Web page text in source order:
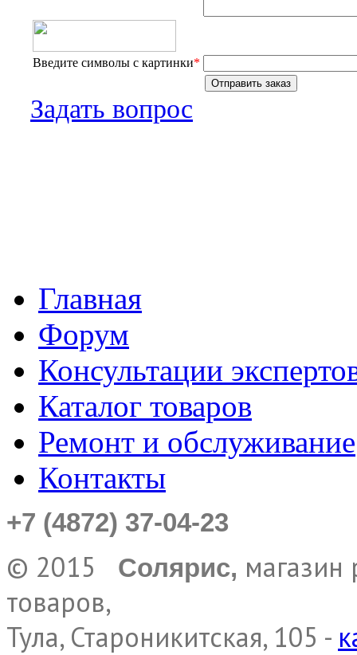
Введите символы с картинки*
Задать вопрос
Главная
Форум
Консультации
Каталог товаров
Ремонт и обслуживание
Контакты
+7 (4872) 37-04-23
© 2015 Солярис, магазин
товаров,
Тула, Староникитская, 105 -